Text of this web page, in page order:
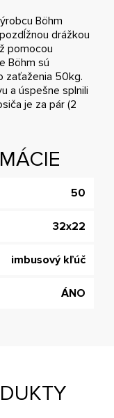
Böhm
drážkou
pomocou
Böhm sú
zaťaženia 50kg.
a úspešne splnili
je za pár (2
50
32x22
imbusový kľúč
ÁNO